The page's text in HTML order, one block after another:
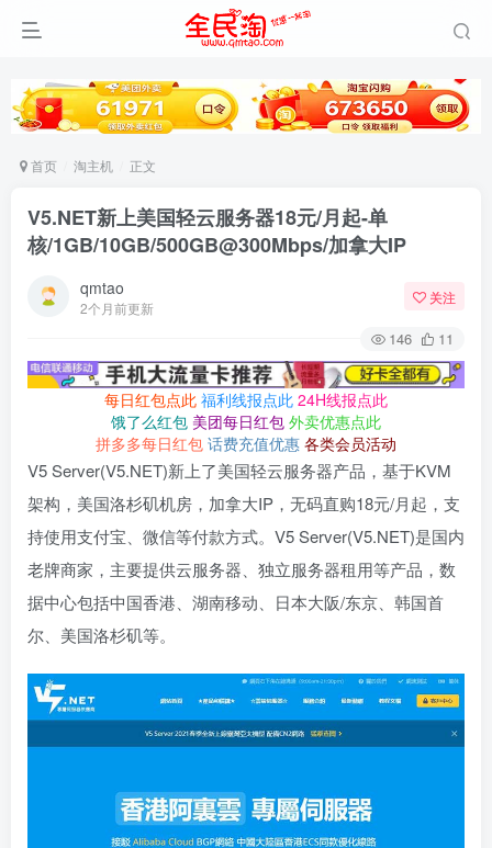
首页 淘主机 正文
V5.NET新上美国轻云服务器18元/月起-单
核/1GB/10GB/500GB@300Mbps/加拿大IP
qmtao
2个月前更新
关注
146 11
每日红包点此 福利线报点此 24H线报点此
饿了么红包 美团每日红包 外卖优惠点此
拼多多每日红包 话费充值优惠 各类会员活动
V5 Server(V5.NET)新上了美国轻云服务器产品，基于KVM
架构，美国洛杉矶机房，加拿大IP，无码直购18元/月起，支
持使用支付宝、微信等付款方式。V5 Server(V5.NET)是国内
老牌商家，主要提供云服务器、独立服务器租用等产品，数
据中心包括中国香港、湖南移动、日本大阪/东京、韩国首
尔、美国洛杉矶等。